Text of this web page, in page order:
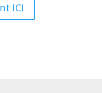
ICI